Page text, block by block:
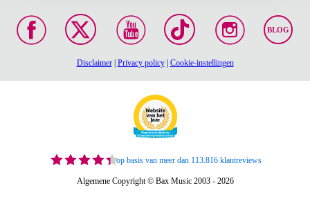
BLOG
Disclaimer| Privacy policy| Cookie-instellingen
op basis van meer dan 113.816 klantreviews
Algemene Copyright © Bax Music 2003 - 2026